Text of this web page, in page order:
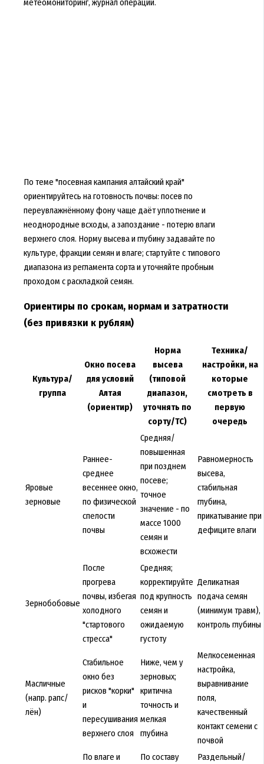
метеомониторинг, журнал операций.
По теме "посевная кампания алтайский край"
ориентируйтесь на готовность почвы: посев по
переувлажнённому фону чаще даёт уплотнение и
неоднородные всходы, а запоздание - потерю влаги
верхнего слоя. Норму высева и глубину задавайте по
культуре, фракции семян и влаге; стартуйте с типового
диапазона из регламента сорта и уточняйте пробным
проходом с раскладкой семян.
Ориентиры по срокам, нормам и затратности
(без привязки к рублям)
Культура/
группа
Окно посева
для условий
Алтая
(ориентир)
Норма
высева
(типовой
диапазон,
уточнять по
сорту/ТС)
Техника/
настройки, на
которые
смотреть в
первую
очередь
Яровые
зерновые
Раннее-
среднее
весеннее окно,
по физической
спелости
почвы
Средняя/
повышенная
при позднем
посеве;
точное
значение - по
массе 1000
семян и
всхожести
Равномерность
высева,
стабильная
глубина,
прикатывание при
дефиците влаги
Зернобобовые
После
прогрева
почвы, избегая
холодного
"стартового
стресса"
Средняя;
корректируйте
под крупность
семян и
ожидаемую
густоту
Деликатная
подача семян
(минимум травм),
контроль глубины
Масличные
(напр. рапс/
лён)
Стабильное
окно без
рисков "корки"
и
пересушивания
верхнего слоя
Ниже, чем у
зерновых;
критична
точность и
мелкая
глубина
Мелкосеменная
настройка,
выравнивание
поля,
качественный
контакт семени с
почвой
По влаге и
По составу
Раздельный/